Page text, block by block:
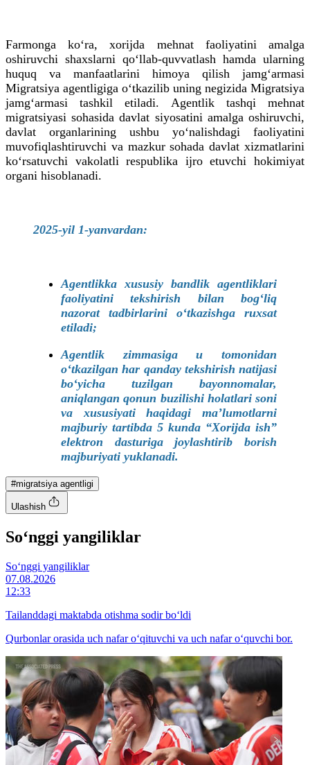
Farmonga ko‘ra, xorijda mehnat faoliyatini amalga
oshiruvchi shaxslarni qo‘llab-quvvatlash hamda ularning
huquq va manfaatlarini himoya qilish jamg‘armasi
Migratsiya agentligiga o‘tkazilib uning negizida Migratsiya
jamg‘armasi tashkil etiladi. Agentlik tashqi mehnat
migratsiyasi sohasida davlat siyosatini amalga oshiruvchi,
davlat organlarining ushbu yo‘nalishdagi faoliyatini
muvofiqlashtiruvchi va mazkur sohada davlat xizmatlarini
ko‘rsatuvchi vakolatli respublika ijro etuvchi hokimiyat
organi hisoblanadi.
2025-yil 1-yanvardan:
Agentlikka xususiy bandlik agentliklari
faoliyatini tekshirish bilan bog‘liq
nazorat tadbirlarini o‘tkazishga ruxsat
etiladi;
Agentlik zimmasiga u tomonidan
o‘tkazilgan har qanday tekshirish natijasi
bo‘yicha tuzilgan bayonnomalar,
aniqlangan qonun buzilishi holatlari soni
va xususiyati haqidagi ma’lumotlarni
majburiy tartibda 5 kunda “Xorijda ish”
elektron dasturiga joylashtirib borish
majburiyati yuklanadi.
#migratsiya agentligi
Ulashish
So‘nggi yangiliklar
So‘nggi yangiliklar
07.08.2026
12:33
Tailanddagi maktabda otishma sodir bo‘ldi
Qurbonlar orasida uch nafar o‘qituvchi va uch nafar o‘quvchi bor.